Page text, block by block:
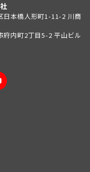
本橋人形町1-11-2 川商
内町2丁目5-2 平山ビル